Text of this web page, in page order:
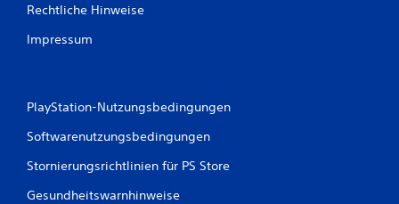
Rechtliche Hinweise
Impressum
PlayStation-Nutzungsbedingungen
Softwarenutzungsbedingungen
Stornierungsrichtlinien für PS Store
Gesundheitswarnhinweise